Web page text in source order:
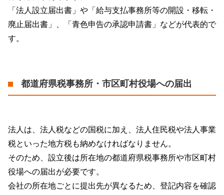
「法人設立届出書」や「給与支払事務所等の開設・移転・
廃止届出書」、「青色申告の承認申請書」などが代表的で
す。
都道府県税事務所・市区町村役場への届出
法人は、法人税などの国税に加え、法人住民税や法人事業
税といった地方税も納めなければなりません。
そのため、設立後は所在地の都道府県税事務所や市区町村
役場への届出が必要です。
会社の所在地ごとに提出先が異なるため、登記内容を確認